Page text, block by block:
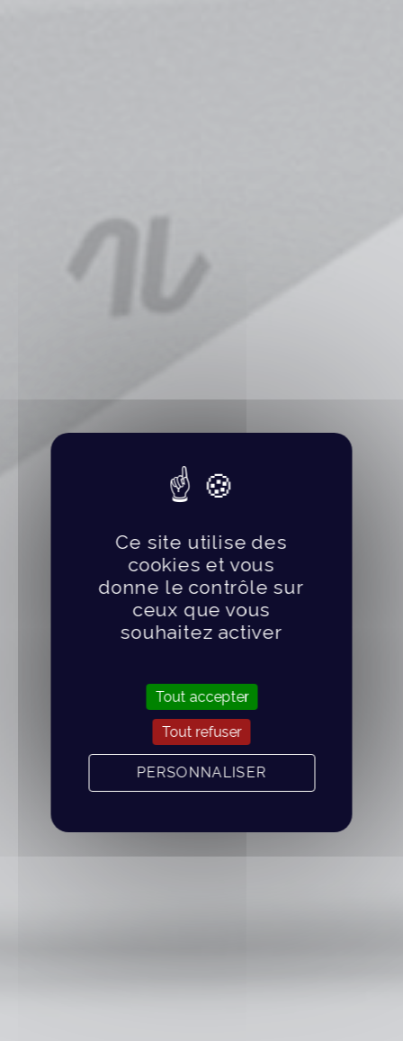
Ce site utilise des
cookies et vous
donne le contrôle sur
ceux que vous
souhaitez activer
Tout accepter
Tout refuser
PERSONNALISER